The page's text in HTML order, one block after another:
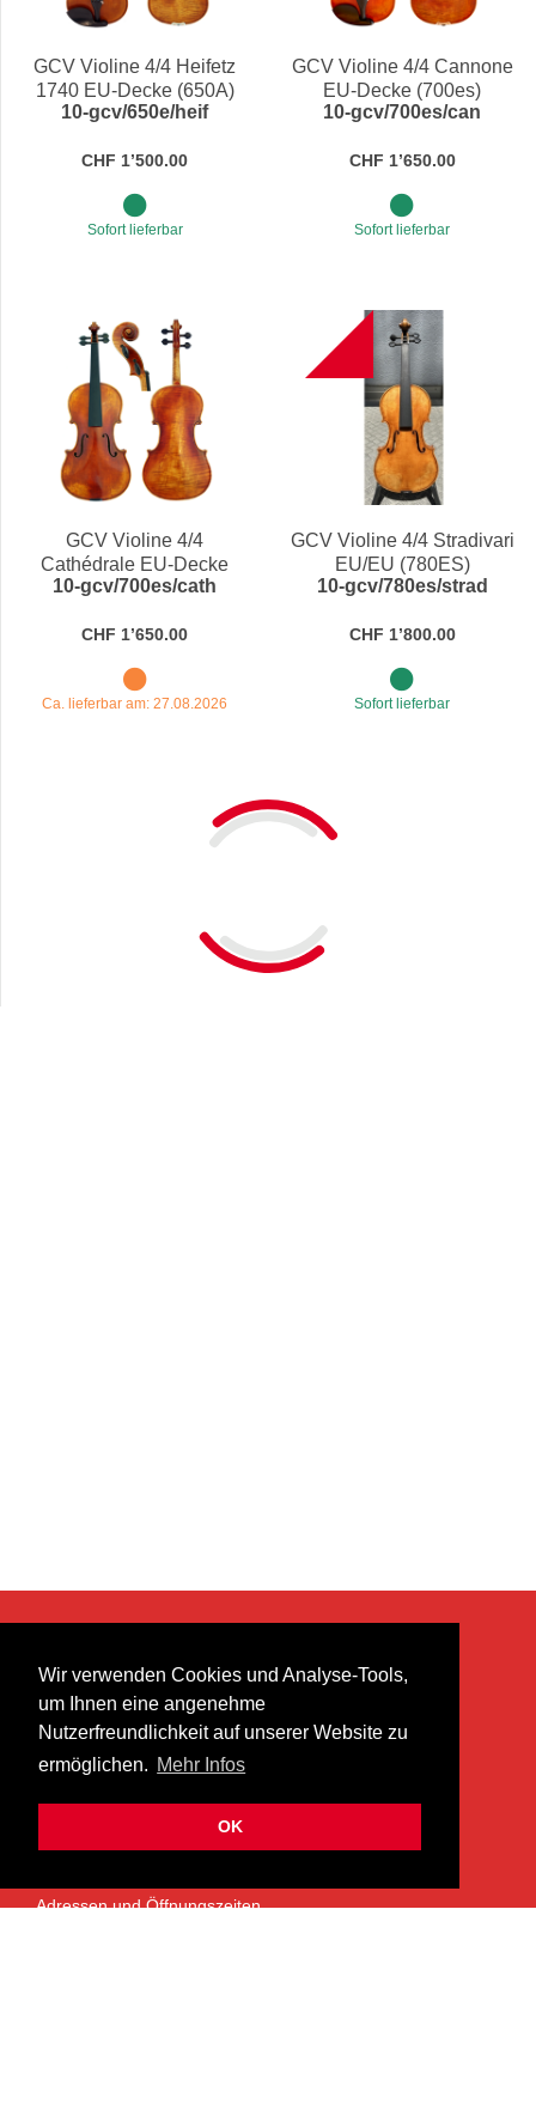
Wir verwenden Cookies und Analyse-Tools,
um Ihnen eine angenehme
Nutzerfreundlichkeit auf unserer Website zu
ermöglichen. Mehr Infos
OK
GCV Violine 4/4 Heifetz
1740 EU-Decke (650A)
10-gcv/650e/heif
CHF 1’500.00
Sofort lieferbar
GCV Violine 4/4 Cannone
EU-Decke (700es)
10-gcv/700es/can
CHF 1’650.00
Sofort lieferbar
GCV Violine 4/4
Cathédrale EU-Decke
(700es)
10-gcv/700es/cath
CHF 1’650.00
Ca. lieferbar am: 27.08.2026
GCV Violine 4/4 Stradivari
EU/EU (780ES)
10-gcv/780es/strad
CHF 1’800.00
Sofort lieferbar
heer musik ag
Lättenstrasse 35
8952 Schlieren
info@heermusic.com
ÜBER UNS
Adressen und Öffnungszeiten